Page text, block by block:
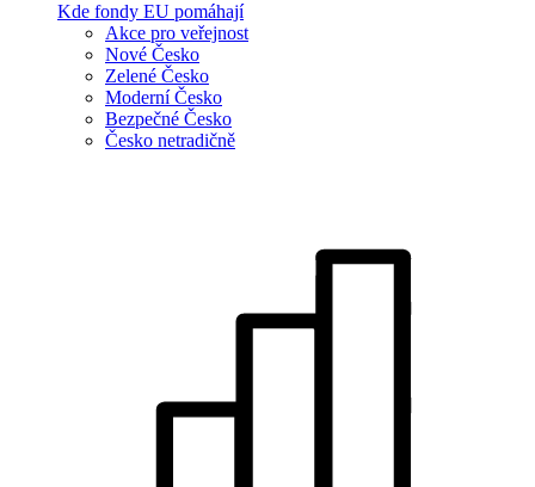
Kde fondy EU pomáhají
Akce pro veřejnost
Nové Česko
Zelené Česko
Moderní Česko
Bezpečné Česko
Česko netradičně